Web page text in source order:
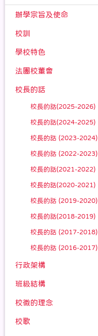
辦學宗旨及使命
校訓
學校特色
法團校董會
校長的話
校長的話(2025-2026)
校長的話(2024-2025)
校長的話 (2023-2024)
校長的話 (2022-2023)
校長的話(2021-2022)
校長的話(2020-2021)
校長的話 (2019-2020)
校長的話(2018-2019)
校長的話 (2017-2018)
校長的話 (2016-2017)
行政架構
班級結構
校徽的理念
校歌